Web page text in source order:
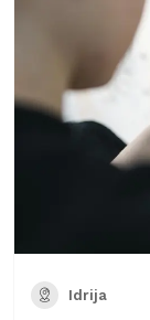
Idrija